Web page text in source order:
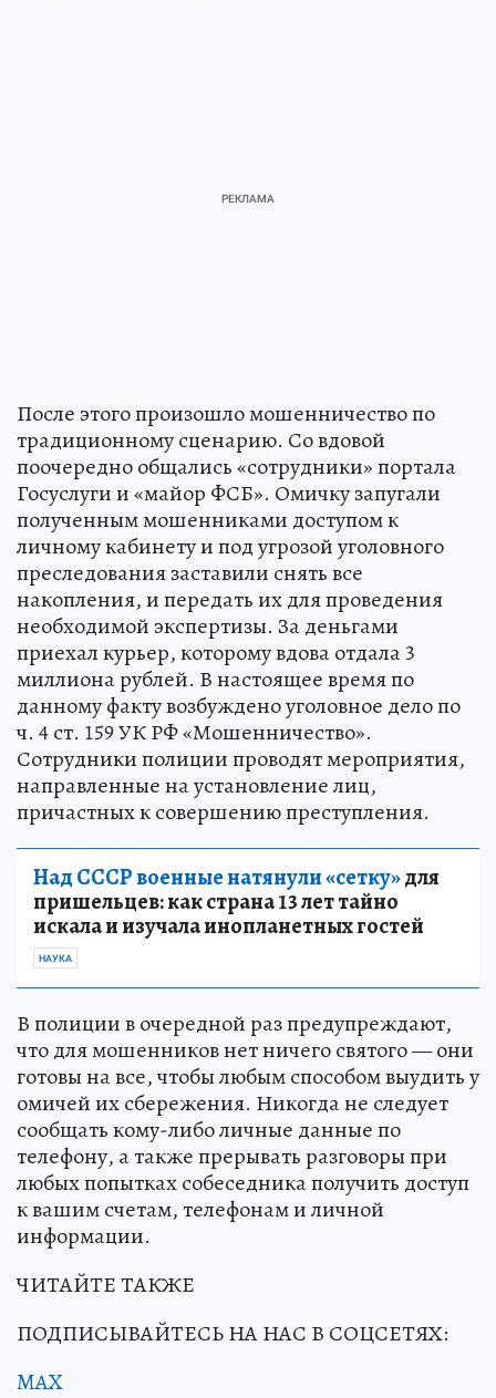
После этого произошло мошенничество по
традиционному сценарию. Со вдовой
поочередно общались «сотрудники» портала
Госуслуги и «майор ФСБ». Омичку запугали
полученным мошенниками доступом к
личному кабинету и под угрозой уголовного
преследования заставили снять все
накопления, и передать их для проведения
необходимой экспертизы. За деньгами
приехал курьер, которому вдова отдала 3
миллиона рублей. В настоящее время по
данному факту возбуждено уголовное дело по
ч. 4 ст. 159 УК РФ «Мошенничество».
Сотрудники полиции проводят мероприятия,
направленные на установление лиц,
причастных к совершению преступления.
Над СССР военные натянули «сетку»для
пришельцев: как страна 13 лет тайно
искала и изучала инопланетных гостей
НАУКА
В полиции в очередной раз предупреждают,
что для мошенников нет ничего святого — они
готовы на все, чтобы любым способом выудить у
омичей их сбережения. Никогда не следует
сообщать кому-либо личные данные по
телефону, а также прерывать разговоры при
любых попытках собеседника получить доступ
к вашим счетам, телефонам и личной
информации.
ЧИТАЙТЕ ТАКЖЕ
ПОДПИСЫВАЙТЕСЬ НА НАС В СОЦСЕТЯХ:
MAX